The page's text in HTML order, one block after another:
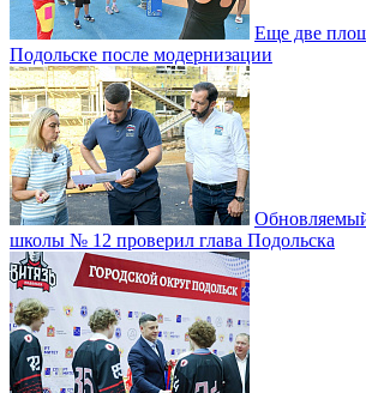
Еще две
Подольске после модернизации
школы № 12 проверил глава Подольска